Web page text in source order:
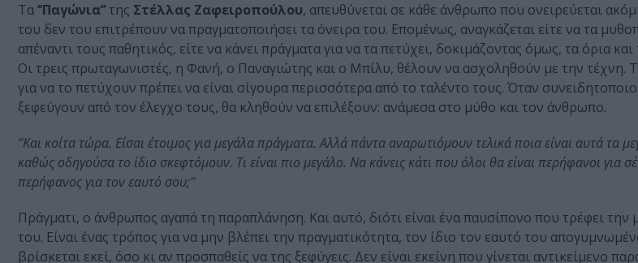
Τα‘’Παγώνια’’ της Στέλλας Ζαφειροπούλου, απευθύνεται σε κάθε άνθρωπο που ονειρεύεται
του δεν του επιτρέπουν να πραγματοποιήσει τα όνειρα του. Επομένως, αναγκάζεται είτε να τα
απέναντι τους παθητικός, είτε να κάνει πράγματα για να τα πετύχει, δοκιμάζοντας όμως, τα όρια
Οι τρεις πρωταγωνιστές, η Φανή, ο Παναγιώτης και ο Μπίλυ, θέλουν να ασχοληθούν με την τέχνη.
για να το πετύχουν πρέπει να είναι σίγουρα περισσότερα από το ταλέντο τους. Όταν
ξεφεύγουν από τον έλεγχο τους, θα κληθούν να επιλέξουν: ανάμεσα στο μύθο και τον άνθρωπο.
‘’Και κοίτα τώρα. Είσαι έτοιμος για μεγάλα πράγματα. Αλλά πάντα αναρωτιόμουν τελικά ποια είναι αυτά τα
καθώς οδηγούσα το ίδιο σκεφτόμουν. Τι είναι πιο μεγάλο. Να κάνεις κάτι που όλοι θα είναι περήφανοι για
περήφανος για τον εαυτό σου;’’
Πράγματι, ο άνθρωπος αγαπά τη παραπλάνηση. Και αυτό, διότι είναι ένα παυσίπονο που τρέφει την
του. Είναι ένας τρόπος για να μην βλέπει την πραγματικότητα, τον ίδιο τον εαυτό του
βρίσκεται εκεί, όσο κι αν προσπαθείς να της ξεφύγεις. Δεν είναι εκείνη που γίνεται αντικείμενο